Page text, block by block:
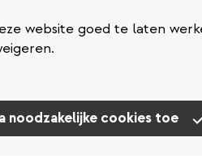
website goed te laten
noodzakelijke cookies toe